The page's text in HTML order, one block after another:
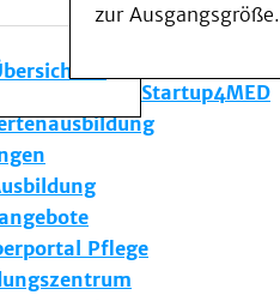
zur Ausgangsgröße.
am UKD
& Lehre
Startup4MED
Pflege